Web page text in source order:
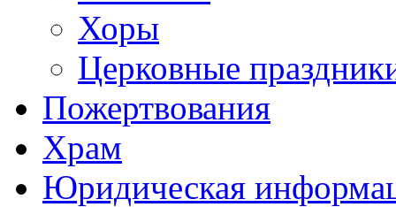
Хоры
Церковные
Пожертвования
Храм
Юридическая